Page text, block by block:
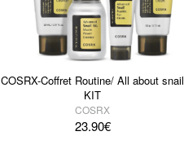
COSRX-Coffret Routine/ All about snail
KIT
COSRX
23.90€